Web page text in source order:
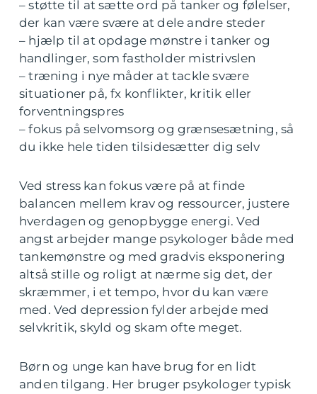
– støtte til at sætte ord på tanker og følelser,
der kan være svære at dele andre steder
– hjælp til at opdage mønstre i tanker og
handlinger, som fastholder mistrivslen
– træning i nye måder at tackle svære
situationer på, fx konflikter, kritik eller
forventningspres
– fokus på selvomsorg og grænsesætning, så
du ikke hele tiden tilsidesætter dig selv
Ved stress kan fokus være på at finde
balancen mellem krav og ressourcer, justere
hverdagen og genopbygge energi. Ved
angst arbejder mange psykologer både med
tankemønstre og med gradvis eksponering
altså stille og roligt at nærme sig det, der
skræmmer, i et tempo, hvor du kan være
med. Ved depression fylder arbejde med
selvkritik, skyld og skam ofte meget.
Børn og unge kan have brug for en lidt
anden tilgang. Her bruger psykologer typisk